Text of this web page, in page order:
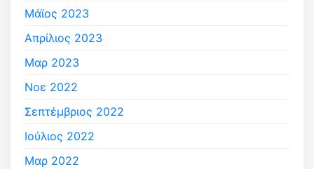
Μάϊος 2023
Απρίλιος 2023
Μαρ 2023
Νοε 2022
Σεπτέμβριος 2022
Ιούλιος 2022
Μαρ 2022